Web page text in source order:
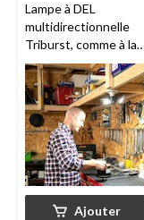
Lampe à DEL
multidirectionnelle
Triburst, comme à la
télé, 4 000 lumens,
blanc
Ajouter